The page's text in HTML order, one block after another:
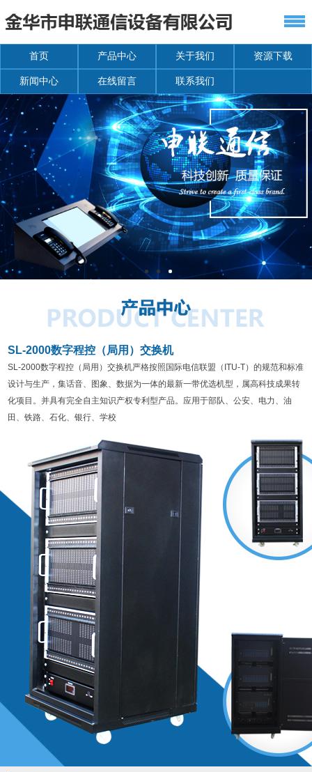
首页 产品中心 关于我们 资源下载
新闻中心 在线留言 联系我们
SL-2000数字程控（局用）交换机
SL-2000数字程控（局用）交换机严格按照国际电信联盟（ITU-T）的规范和标准
设计与生产，集话音、图象、数据为一体的最新一带优选机型，属高科技成果转
化项目。并具有完全自主知识产权专利型产品。应用于部队、公安、电力、油
田、铁路、石化、银行、学校